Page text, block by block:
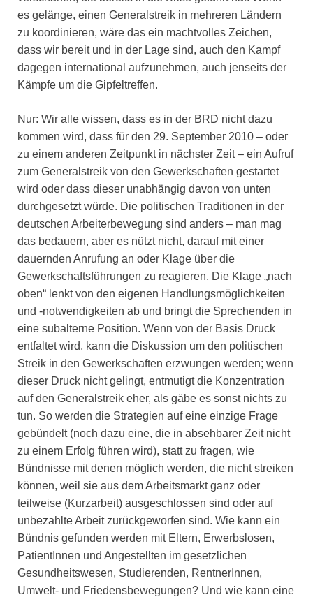
es gelänge, einen Generalstreik in mehreren Ländern
zu koordinieren, wäre das ein machtvolles Zeichen,
dass wir bereit und in der Lage sind, auch den Kampf
dagegen international aufzunehmen, auch jenseits der
Kämpfe um die Gipfeltreffen.
Nur: Wir alle wissen, dass es in der BRD nicht dazu
kommen wird, dass für den 29. September 2010 – oder
zu einem anderen Zeitpunkt in nächster Zeit – ein Aufruf
zum Generalstreik von den Gewerkschaften gestartet
wird oder dass dieser unabhängig davon von unten
durchgesetzt würde. Die politischen Traditionen in der
deutschen Arbeiterbewegung sind anders – man mag
das bedauern, aber es nützt nicht, darauf mit einer
dauernden Anrufung an oder Klage über die
Gewerkschaftsführungen zu reagieren. Die Klage „nach
oben“ lenkt von den eigenen Handlungsmöglichkeiten
und -notwendigkeiten ab und bringt die Sprechenden in
eine subalterne Position. Wenn von der Basis Druck
entfaltet wird, kann die Diskussion um den politischen
Streik in den Gewerkschaften erzwungen werden; wenn
dieser Druck nicht gelingt, entmutigt die Konzentration
auf den Generalstreik eher, als gäbe es sonst nichts zu
tun. So werden die Strategien auf eine einzige Frage
gebündelt (noch dazu eine, die in absehbarer Zeit nicht
zu einem Erfolg führen wird), statt zu fragen, wie
Bündnisse mit denen möglich werden, die nicht streiken
können, weil sie aus dem Arbeitsmarkt ganz oder
teilweise (Kurzarbeit) ausgeschlossen sind oder auf
unbezahlte Arbeit zurückgeworfen sind. Wie kann ein
Bündnis gefunden werden mit Eltern, Erwerbslosen,
PatientInnen und Angestellten im gesetzlichen
Gesundheitswesen, Studierenden, RentnerInnen,
Umwelt- und Friedensbewegungen? Und wie kann eine